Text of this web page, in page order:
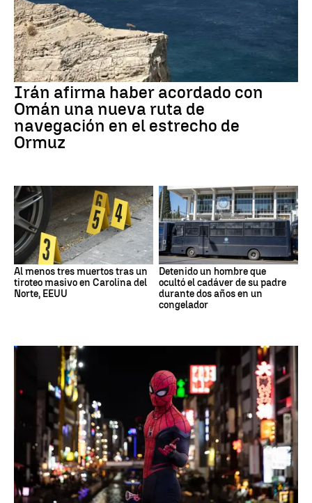
Irán afirma haber acordado con
Omán una nueva ruta de
navegación en el estrecho de
Ormuz
Al menos tres muertos tras un
tiroteo masivo en Carolina del
Norte, EEUU
Detenido un hombre que
ocultó el cadáver de su padre
durante dos años en un
congelador
Pedo Spiderman